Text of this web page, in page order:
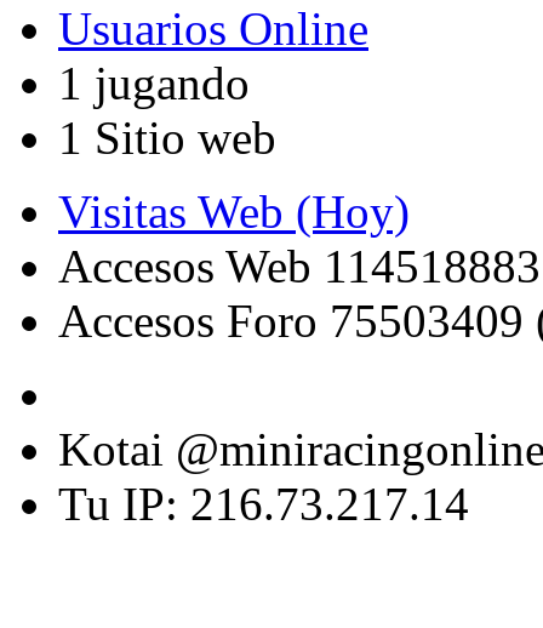
Usuarios Online
1 jugando
1 Sitio web
Visitas Web (Hoy)
Accesos Web
Accesos Foro 75503409
Kotai
Tu IP: 216.73.217.14